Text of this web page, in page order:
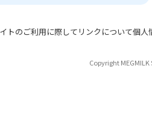
トのご利用に際して リンクについて個人
Copyright MEGMILK